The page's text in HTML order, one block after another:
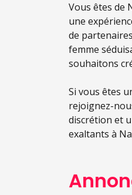
Vous êtes de
une
de
femme
souhaitons
Si vous êtes
rejoignez-
discrétion et
exaltants à